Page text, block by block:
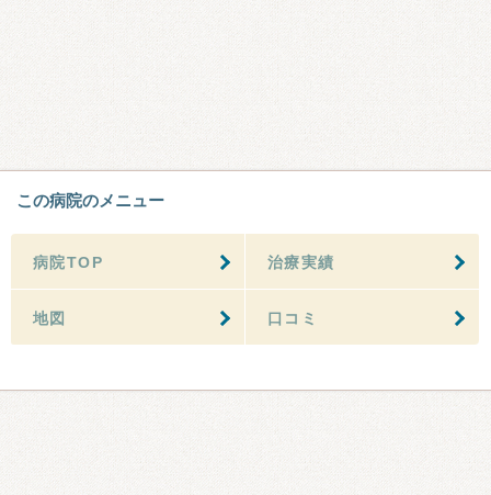
この病院のメニュー
病院TOP 治療実績
地図 口コミ